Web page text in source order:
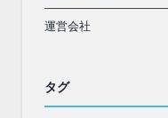
運営会社
タグ